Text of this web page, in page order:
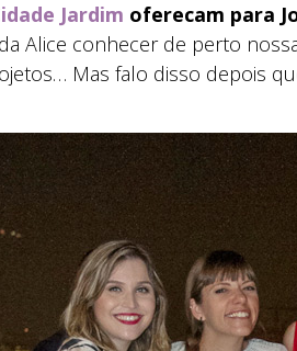
Jardim oferecam para
Alice conhecer de perto
Mas falo disso depois